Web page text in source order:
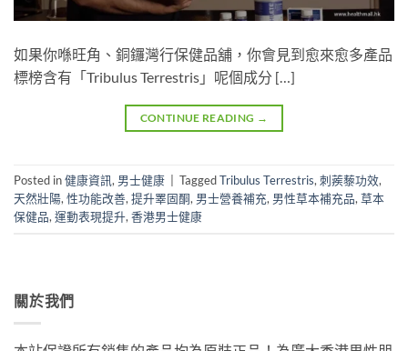
如果你喺旺角、銅鑼灣行保健品舖，你會見到愈來愈多產品
標榜含有「Tribulus Terrestris」呢個成分 […]
CONTINUE READING →
Posted in健康資訊, 男士健康 TaggedTribulus Terrestris,刺蒺藜功效,
天然壯陽,性功能改善,提升睪固酮, 男士營養補充, 男性草本補充品,草本
保健品,運動表現提升,香港男士健康
關於我們